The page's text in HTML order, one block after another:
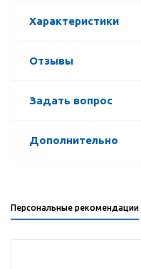
Характеристики
Отзывы
Задать вопрос
Дополнительно
Персональные рекомендации